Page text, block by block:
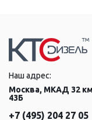
Наш адрес:
Москва, МКАД 32
43Б
+7 (495) 204 27 05